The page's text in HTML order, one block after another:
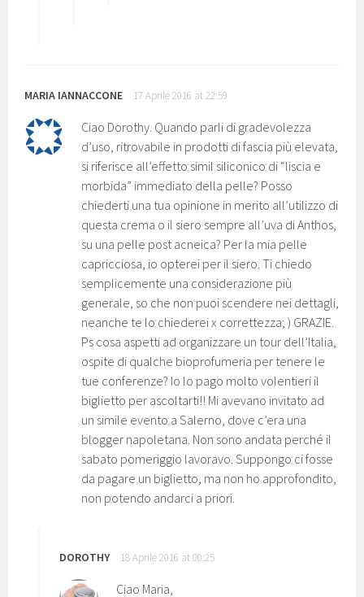
MARIA IANNACCONE 17 Aprile 2016 at 22:59
Ciao Dorothy. Quando parli di gradevolezza
d’uso, ritrovabile in prodotti di fascia più elevata,
si riferisce all’effetto simil siliconico di “liscia e
morbida” immediato della pelle? Posso
chiederti una tua opinione in merito all’utilizzo di
questa crema o il siero sempre all’uva di Anthos,
su una pelle post acneica? Per la mia pelle
capricciosa, io opterei per il siero. Ti chiedo
semplicemente una considerazione più
generale, so che non puoi scendere nei dettagli,
neanche te lo chiederei x correttezza; ) GRAZIE.
Ps cosa aspetti ad organizzare un tour dell’Italia,
ospite di qualche bioprofumeria per tenere le
tue conferenze? Io lo pago molto volentieri il
biglietto per ascoltarti!! Mi avevano invitato ad
un simile evento a Salerno, dove c’era una
blogger napoletana. Non sono andata perché il
sabato pomeriggio lavoravo. Suppongo ci fosse
da pagare un biglietto, ma non ho approfondito,
non potendo andarci a priori.
DOROTHY 18 Aprile 2016 at 00:25
Ciao Maria,